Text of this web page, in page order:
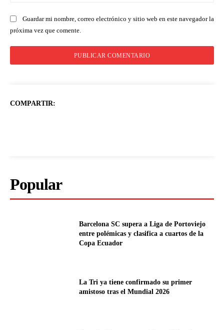
Guardar mi nombre, correo electrónico y sitio web en este navegador la
próxima vez que comente.
COMPARTIR:
Popular
Barcelona SC supera a Liga de Portoviejo
entre polémicas y clasifica a cuartos de la
Copa Ecuador
La Tri ya tiene confirmado su primer
amistoso tras el Mundial 2026